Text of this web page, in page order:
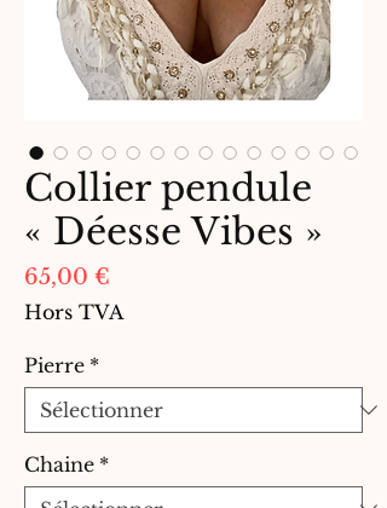
Collier pendule
« Déesse Vibes »
65,00 €
Hors TVA
Pierre *
Chaine *